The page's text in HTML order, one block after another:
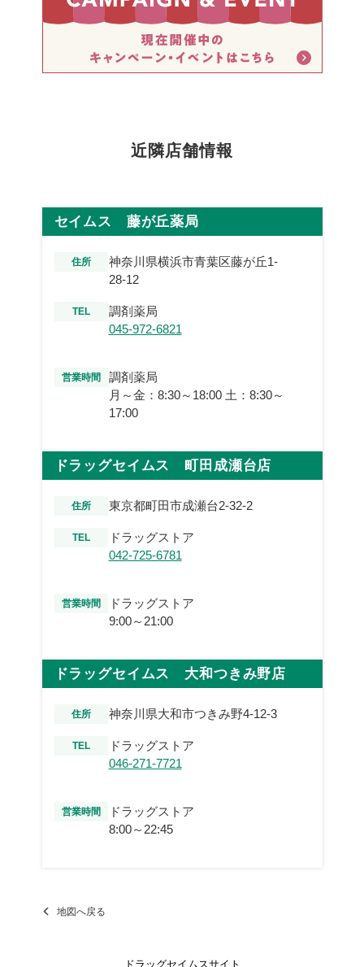
近隣店舗情報
セイムス 藤が丘薬局
住所
神奈川県横浜市青葉区藤が丘1-
28-12
TEL
調剤薬局
045-972-6821
営業時間
調剤薬局
月～金：8:30～18:00 土：8:30～
17:00
ドラッグセイムス 町田成瀬台店
住所 東京都町田市成瀬台2-32-2
TEL
ドラッグストア
042-725-6781
営業時間
ドラッグストア
9:00～21:00
ドラッグセイムス 大和つきみ野店
住所 神奈川県大和市つきみ野4-12-3
TEL
ドラッグストア
046-271-7721
営業時間
ドラッグストア
8:00～22:45
地図へ戻る
ドラッグセイムスサイト